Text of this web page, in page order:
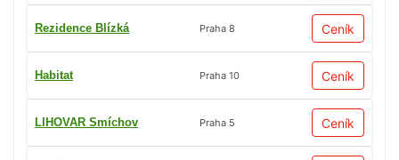
Rezidence Blízká Praha 8 Ceník
Habitat Praha 10 Ceník
LIHOVAR Smíchov Praha 5 Ceník